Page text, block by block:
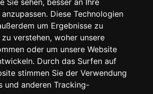
Sie sehen, besser an Ihre
Diese Technologien
um Ergebnisse zu
zu verstehen, woher unsere
oder um unsere Website
Durch das Surfen auf
stimmen Sie der Verwendung
und anderen Tracking-